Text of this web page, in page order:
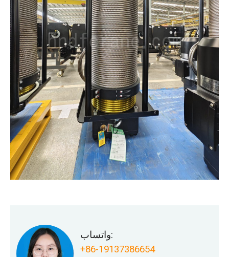
واتساب:
+86-19137386654